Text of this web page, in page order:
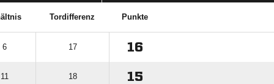
Tordifferenz Punkte
6 17 16
18 15